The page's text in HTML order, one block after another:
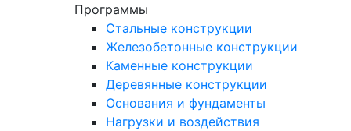
Программы
Стальные конструкции
Железобетонные конструкции
Каменные конструкции
Деревянные конструкции
Основания и фундаменты
Нагрузки и воздействия